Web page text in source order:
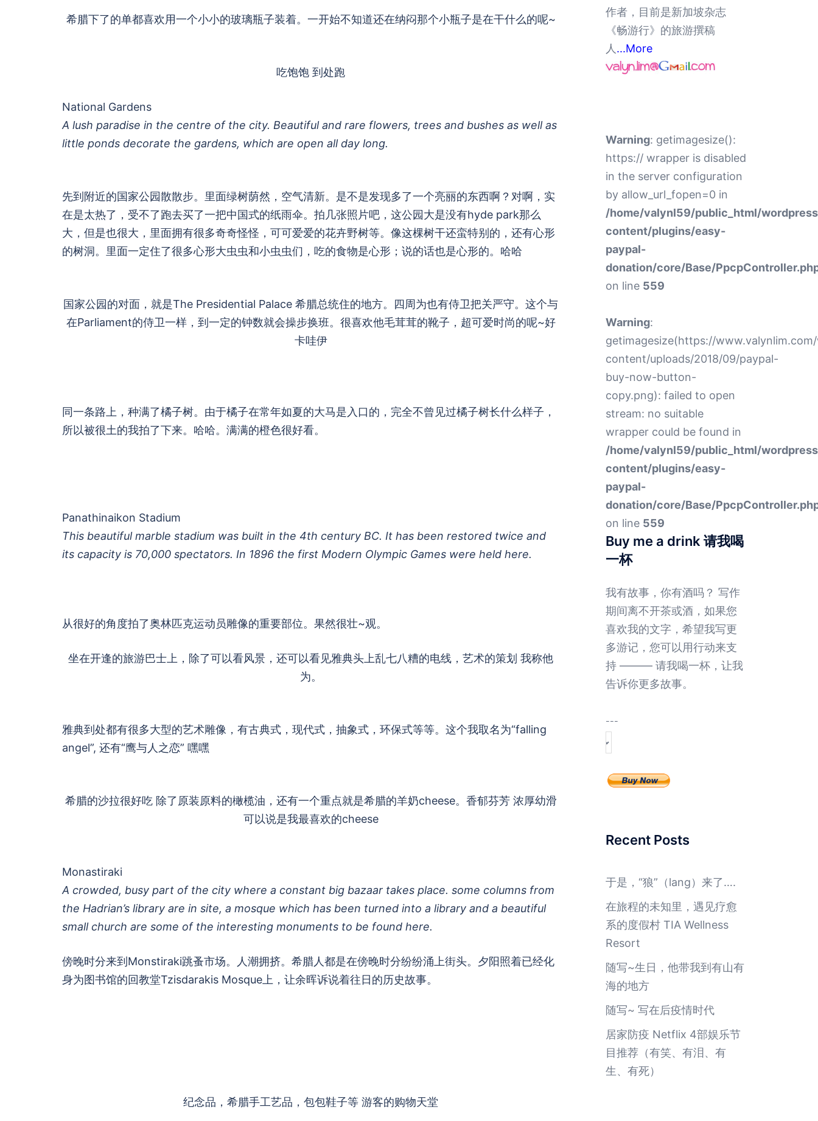
希腊下了的单都喜欢用一个小小的玻璃瓶子装着。一开始不知道还在纳闷那个小瓶子是在干什么的呢~
吃饱饱 到处跑
National Gardens
A lush paradise in the centre of the city. Beautiful and rare flowers, trees and bushes as well as
little ponds decorate the gardens, which are open all day long.
先到附近的国家公园散散步。里面绿树荫然，空气清新。是不是发现多了一个亮丽的东西啊？对啊，实
在是太热了，受不了跑去买了一把中国式的纸雨伞。拍几张照片吧，这公园大是没有hyde park那么
大，但是也很大，里面拥有很多奇奇怪怪，可可爱爱的花卉野树等。像这棵树干还蛮特别的，还有心形
的树洞。里面一定住了很多心形大虫虫和小虫虫们，吃的食物是心形；说的话也是心形的。哈哈
国家公园的对面，就是The Presidential Palace 希腊总统住的地方。四周为也有侍卫把关严守。这个与
在Parliament的侍卫一样，到一定的钟数就会操步换班。很喜欢他毛茸茸的靴子，超可爱时尚的呢~好
卡哇伊
同一条路上，种满了橘子树。由于橘子在常年如夏的大马是入口的，完全不曾见过橘子树长什么样子，
所以被很土的我拍了下来。哈哈。满满的橙色很好看。
Panathinaikon Stadium
This beautiful marble stadium was built in the 4th century BC. It has been restored twice and
its capacity is 70,000 spectators. In 1896 the first Modern Olympic Games were held here.
从很好的角度拍了奥林匹克运动员雕像的重要部位。果然很壮~观。
坐在开逢的旅游巴士上，除了可以看风景，还可以看见雅典头上乱七八糟的电线，艺术的策划 我称他
为。
雅典到处都有很多大型的艺术雕像，有古典式，现代式，抽象式，环保式等等。这个我取名为“falling
angel”, 还有“鹰与人之恋” 嘿嘿
希腊的沙拉很好吃 除了原装原料的橄榄油，还有一个重点就是希腊的羊奶cheese。香郁芬芳 浓厚幼滑
可以说是我最喜欢的cheese
Monastiraki
A crowded, busy part of the city where a constant big bazaar takes place. some columns from
the Hadrian’s library are in site, a mosque which has been turned into a library and a beautiful
small church are some of the interesting monuments to be found here.
傍晚时分来到Monstiraki跳蚤市场。人潮拥挤。希腊人都是在傍晚时分纷纷涌上街头。夕阳照着已经化
身为图书馆的回教堂Tzisdarakis Mosque上，让余晖诉说着往日的历史故事。
纪念品，希腊手工艺品，包包鞋子等 游客的购物天堂
作者，目前是新加坡杂志
《畅游行》的旅游撰稿
人 ...More
Warning: getimagesize():
https:// wrapper is disabled
in the server configuration
by allow_url_fopen=0 in
/home/valynl59/public_html/
content/plugins/easy-
paypal-
donation/core/Base/
on line 559
Warning:
getimagesize(https://
content/uploads/2018/09/paypal-
buy-now-button-
copy.png): failed to open
stream: no suitable
wrapper could be found in
/home/valynl59/public_html/
content/plugins/easy-
paypal-
donation/core/Base/
on line 559
Buy me a drink 请我喝
一杯
我有故事，你有酒吗？ 写作
期间离不开茶或酒，如果您
喜欢我的文字，希望我写更
多游记，您可以用行动来支
持 ——— 请我喝一杯，让我
告诉你更多故事。
---
Recent Posts
于是，“狼”（lang）来了….
在旅程的未知里，遇见疗愈
系的度假村 TIA Wellness
Resort
随写~生日，他带我到有山有
海的地方
随写~ 写在后疫情时代
居家防疫 Netflix 4部娱乐节
目推荐（有笑、有泪、有
生、有死）